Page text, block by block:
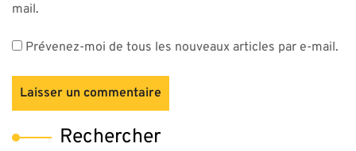
mail.
Prévenez-moi de tous les nouveaux articles par e-mail.
Rechercher